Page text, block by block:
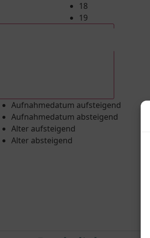
18
19
Aufnahmedatum aufsteigend
Aufnahmedatum absteigend
Alter aufsteigend
Alter absteigend